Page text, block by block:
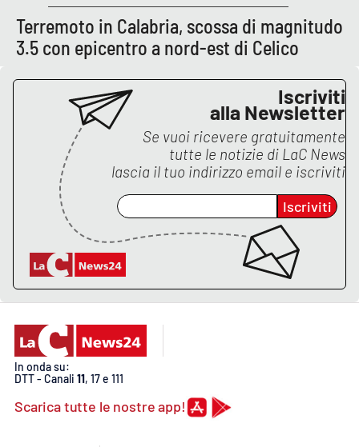
Terremoto in Calabria, scossa di magnitudo
3.5 con epicentro a nord-est di Celico
Iscriviti
alla Newsletter
Se vuoi ricevere gratuitamente
tutte le notizie di LaC News
lascia il tuo indirizzo email e iscriviti
Iscriviti
In onda su:
DTT - Canali 11, 17 e 111
Scarica tutte le nostre app!